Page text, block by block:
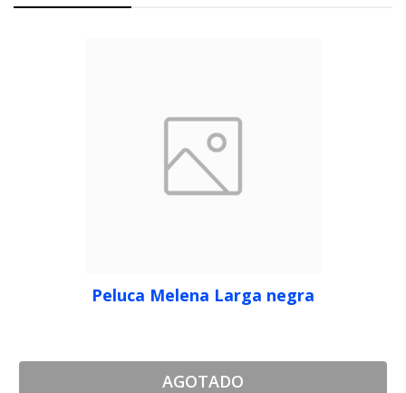
Peluca Melena Larga negra
AGOTADO